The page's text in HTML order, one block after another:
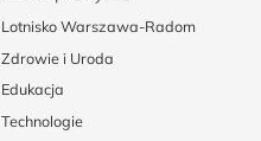
Lotnisko Warszawa-Radom
Zdrowie i Uroda
Edukacja
Technologie